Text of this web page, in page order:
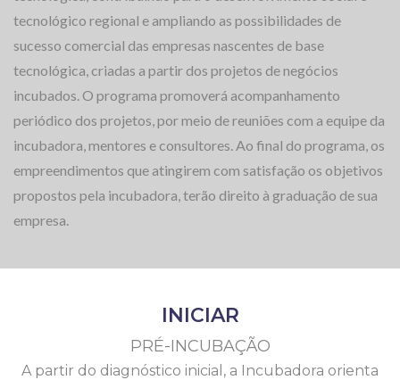
tecnológico regional e ampliando as possibilidades de
sucesso comercial das empresas nascentes de base
tecnológica, criadas a partir dos projetos de negócios
incubados. O programa promoverá acompanhamento
periódico dos projetos, por meio de reuniões com a equipe da
incubadora, mentores e consultores. Ao final do programa, os
empreendimentos que atingirem com satisfação os objetivos
propostos pela incubadora, terão direito à graduação de sua
empresa.
INICIAR
PRÉ-INCUBAÇÃO
A partir do diagnóstico inicial, a Incubadora orienta